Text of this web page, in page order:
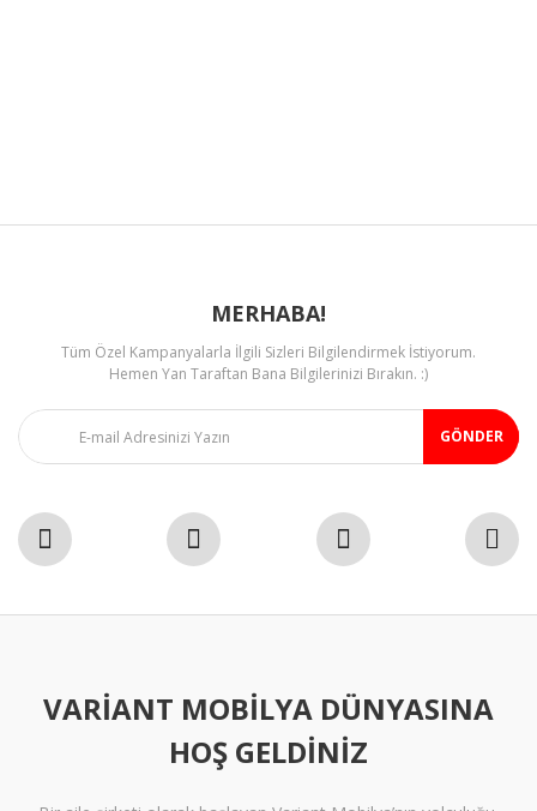
Gönder
MERHABA!
Tüm Özel Kampanyalarla İlgili Sizleri Bilgilendirmek İstiyorum.
Hemen Yan Taraftan Bana Bilgilerinizi Bırakın. :)
GÖNDER
VARIANT MOBILYA DÜNYASINA
HOŞ GELDINIZ